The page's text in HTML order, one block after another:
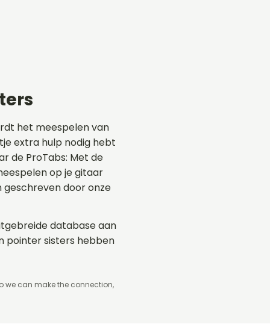
het meespelen van
extra hulp nodig hebt
de ProTabs: Met de
op je gitaar
geschreven door onze
database aan
pointer sisters hebben
we can make the connection,